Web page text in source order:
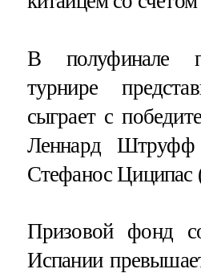
В полуфинале
турнире
сыграет с
Леннард
Стефанос Циципас
Призовой фонд
Испании